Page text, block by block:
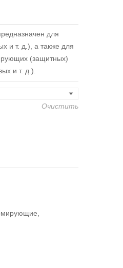
для
и т. д.), а также для
(защитных)
и т. д.).
Очистить